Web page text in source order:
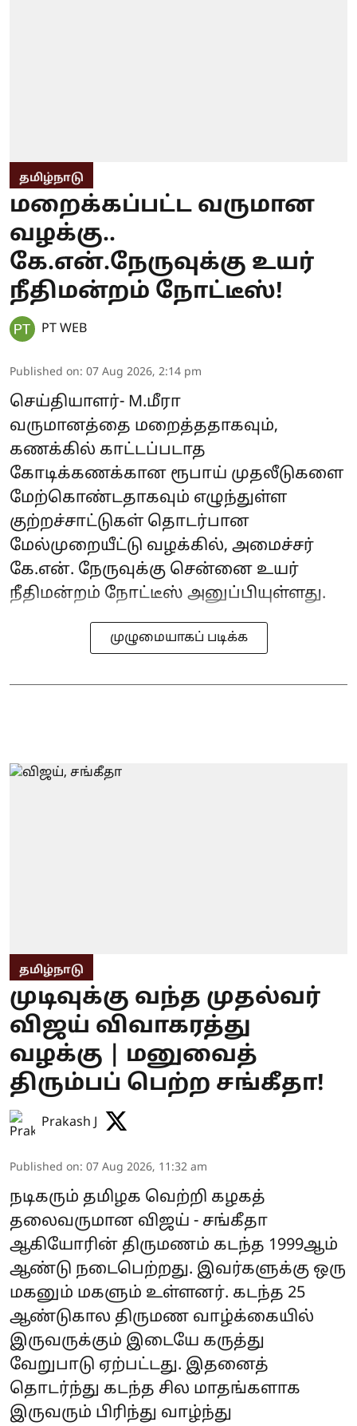
தமிழ்நாடு
மறைக்கப்பட்ட வருமான
வழக்கு..
கே.என்.நேருவுக்கு உயர்
நீதிமன்றம் நோட்டீஸ்!
PT WEB
Published on: 07 Aug 2026, 2:14 pm
செய்தியாளர்- M.மீரா
வருமானத்தை மறைத்ததாகவும்,
கணக்கில் காட்டப்படாத
கோடிக்கணக்கான ரூபாய் முதலீடுகளை
மேற்கொண்டதாகவும் எழுந்துள்ள
குற்றச்சாட்டுகள் தொடர்பான
மேல்முறையீட்டு வழக்கில், அமைச்சர்
கே.என். நேருவுக்கு சென்னை உயர்
நீதிமன்றம் நோட்டீஸ் அனுப்பியுள்ளது.
முழுமையாகப் படிக்க
தமிழ்நாடு
முடிவுக்கு வந்த முதல்வர்
விஜய் விவாகரத்து
வழக்கு | மனுவைத்
திரும்பப் பெற்ற சங்கீதா!
Prakash J
Published on: 07 Aug 2026, 11:32 am
நடிகரும் தமிழக வெற்றி கழகத்
தலைவருமான விஜய் - சங்கீதா
ஆகியோரின் திருமணம் கடந்த 1999ஆம்
ஆண்டு நடைபெற்றது. இவர்களுக்கு ஒரு
மகனும் மகளும் உள்ளனர். கடந்த 25
ஆண்டுகால திருமண வாழ்க்கையில்
இருவருக்கும் இடையே கருத்து
வேறுபாடு ஏற்பட்டது. இதனைத்
தொடர்ந்து கடந்த சில மாதங்களாக
இருவரும் பிரிந்து வாழ்ந்து